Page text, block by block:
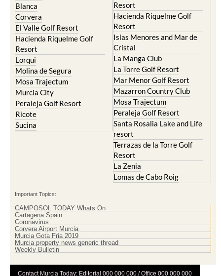
Blanca
Corvera
El Valle Golf Resort
Hacienda Riquelme Golf
Resort
Lorqui
Molina de Segura
Mosa Trajectum
Murcia City
Peraleja Golf Resort
Ricote
Sucina
Resort
Hacienda Riquelme Golf
Resort
Islas Menores and Mar de
Cristal
La Manga Club
La Torre Golf Resort
Mar Menor Golf Resort
Mazarron Country Club
Mosa Trajectum
Peraleja Golf Resort
Santa Rosalia Lake and Life
resort
Terrazas de la Torre Golf
Resort
La Zenia
Lomas de Cabo Roig
Important Topics:
CAMPOSOL TODAY Whats On
Cartagena Spain
Coronavirus
Corvera Airport Murcia
Murcia Gota Fria 2019
Murcia property news generic thread
Weekly Bulletin
Contact Murcia Today: Editorial 000 000 000 / Office 000 000 000